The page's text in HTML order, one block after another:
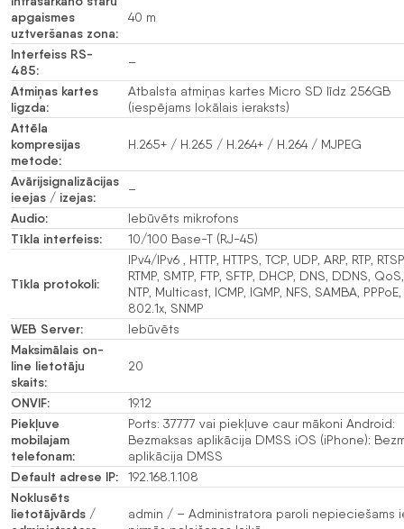
apgaismes
uztveršanas zona:
40 m
Interfeiss RS-
485:
–
Atmiņas kartes
ligzda:
Atbalsta atmiņas kartes Micro SD līdz 256GB
(iespējams lokālais ieraksts)
Attēla
kompresijas
metode:
H.265+ / H.265 / H.264+ / H.264 / MJPEG
Avārijsignalizācijas
ieejas / izejas:
–
Audio: Iebūvēts mikrofons
Tīkla interfeiss: 10/100 Base-T (RJ-45)
Tīkla protokoli:
IPv4/IPv6 , HTTP, HTTPS, TCP, UDP, ARP, RTP,
RTMP, SMTP, FTP, SFTP, DHCP, DNS, DDNS,
NTP, Multicast, ICMP, IGMP, NFS, SAMBA, PPPoE,
802.1x, SNMP
WEB Server: Iebūvēts
Maksimālais on-
line lietotāju
skaits:
20
ONVIF: 19.12
Piekļuve
mobilajam
telefonam:
Ports: 37777 vai piekļuve caur mākoni Android:
Bezmaksas aplikācija DMSS iOS (iPhone):
aplikācija DMSS
Default adrese IP: 192.168.1.108
Noklusēts
lietotājvārds /
admin / – Administratora paroli nepieciešams